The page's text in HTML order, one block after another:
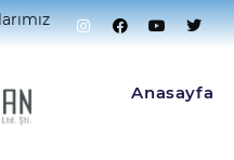
Anasayfa
Optik” Olarak Etiketlendi